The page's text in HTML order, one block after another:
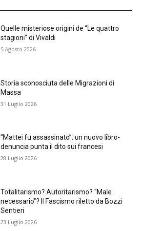
Quelle misteriose origini de “Le quattro
stagioni” di Vivaldi
5 Agosto 2026
Storia sconosciuta delle Migrazioni di
Massa
31 Luglio 2026
“Mattei fu assassinato”: un nuovo libro-
denuncia punta il dito sui francesi
28 Luglio 2026
Totalitarismo? Autoritarismo? “Male
necessario”? Il Fascismo riletto da Bozzi
Sentieri
23 Luglio 2026